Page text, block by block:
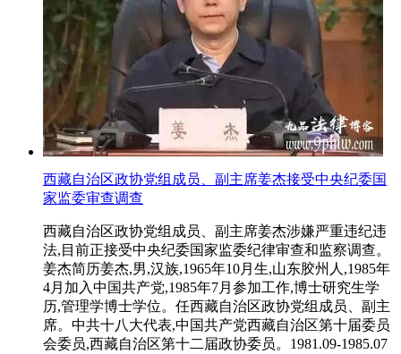
西藏自治区政协党组成员、副主席姜杰接受中央纪委国
家监委审查调查
西藏自治区政协党组成员、副主席姜杰涉嫌严重违纪违
法,目前正接受中央纪委国家监委纪律审查和监察调查。
姜杰简历姜杰,男,汉族,1965年10月生,山东胶州人,1985年
4月加入中国共产党,1985年7月参加工作,博士研究生学
历,管理学博士学位。任西藏自治区政协党组成员、副主
席。中共十八大代表,中国共产党西藏自治区第十届委员
会委员,西藏自治区第十二届政协委员。1981.09-1985.07